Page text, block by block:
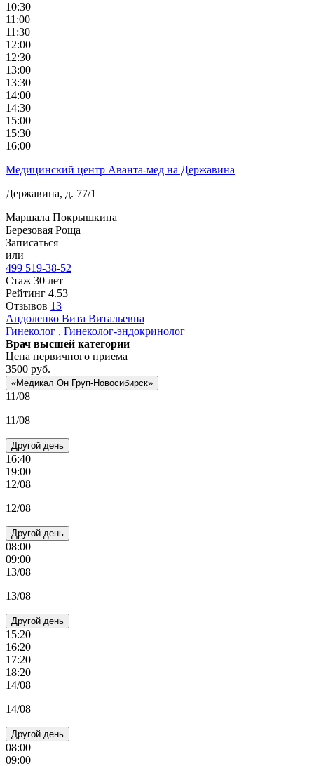
10:30
11:00
11:30
12:00
12:30
13:00
13:30
14:00
14:30
15:00
15:30
16:00
Медицинский центр Аванта-мед на Державина
Державина, д. 77/1
Маршала Покрышкина
Березовая Роща
Записаться
или
499 519-38-52
Стаж 30 лет
Рейтинг 4.53
Отзывов 13
Андоленко Вита Витальевна
Гинеколог , Гинеколог-эндокринолог
Врач высшей категории
Цена первичного приема
3500 руб.
«Медикал Он Груп-Новосибирск»
11/08
11/08
Другой день
16:40
19:00
12/08
12/08
Другой день
08:00
09:00
13/08
13/08
Другой день
15:20
16:20
17:20
18:20
14/08
14/08
Другой день
08:00
09:00